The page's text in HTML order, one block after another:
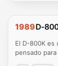
1989D-
El D-800K
pensado